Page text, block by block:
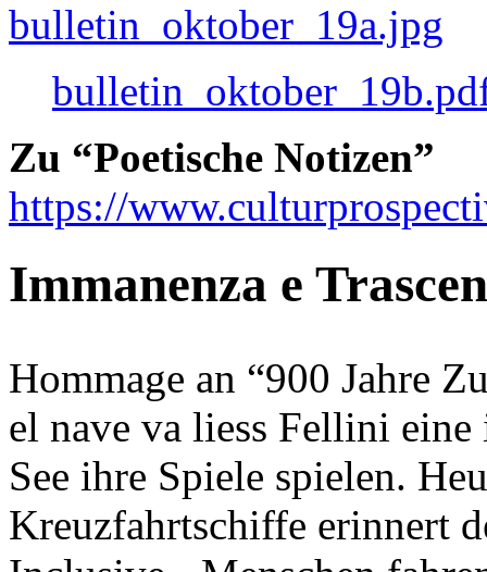
Zu “Poetische Notizen”
https://
Immanenza e
Hommage an “900 Jahre
el nave va liess Fellini
See ihre Spiele spielen.
Kreuzfahrtschiffe erinnert